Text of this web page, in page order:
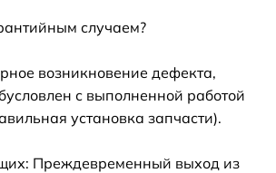
случаем?
возникновение дефекта,
с выполненной работой
установка запчасти).
Преждевременный выход из